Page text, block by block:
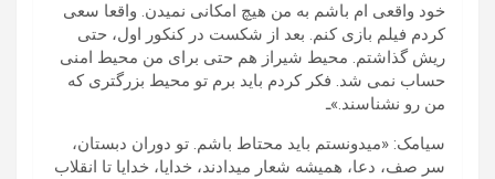
خود واقعی ام باشم به من هیچ امکانی نمیدن. واقعا سعی
کردم فیلم بازی کنم. بعد از شکست در کنکور اول، حتی
ریش گذاشتم. محیط شیراز هم حتی برای من محیط امنی
حساب نمی شد. فکر کردم باید برم تو محیط بزرگتری که
من رو نشناسند.»ـ
سیامک: «میدونستم باید محتاط باشم. تو دوران دبستان،
سر صف، دعا، همیشه شعار میدادند، خدایا، خدایا تا انقلاب